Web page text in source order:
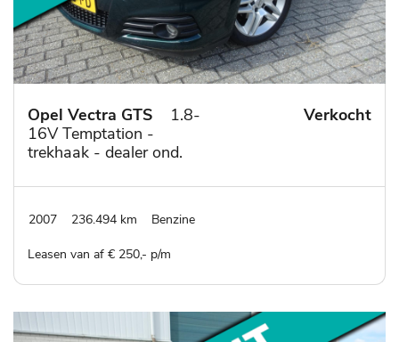
Opel Vectra GTS
1.8-
16V Temptation -
trekhaak - dealer ond.
Verkocht
2007 236.494 km Benzine
Leasen van af € 250,- p/m